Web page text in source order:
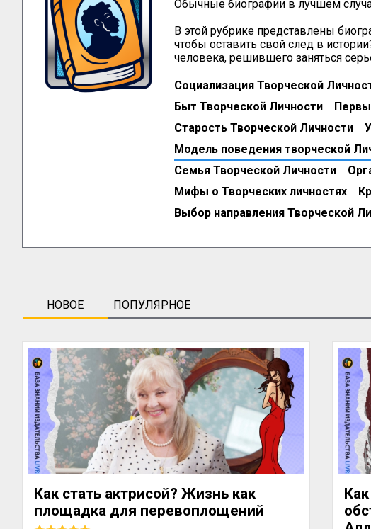
Обычные биографии в лучшем
В этой рубрике представлены
чтобы оставить свой след в
человека, решившего заняться
Социализация Творческой
Быт Творческой Личности
Старость Творческой Личности
Модель поведения творческой
Семья Творческой Личности
Мифы о Творческих личностях
Выбор направления Творческой
НОВОЕ ПОПУЛЯРНОЕ
Как стать актрисой? Жизнь как
площадка для перевоплощений